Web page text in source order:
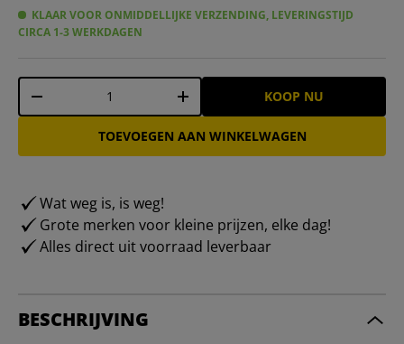
KLAAR VOOR ONMIDDELLIJKE VERZENDING, LEVERINGSTIJD
CIRCA 1-3 WERKDAGEN
Aantal
-
+ KOOP NU
TOEVOEGEN AAN WINKELWAGEN
Wat weg is, is weg!
Grote merken voor kleine prijzen, elke dag!
Alles direct uit voorraad leverbaar
BESCHRIJVING